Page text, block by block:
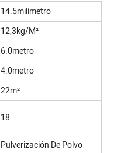
14.5milímetro
12,3kg/m²
6.0metro
4.0metro
22m²
18
Pulverización De Polvo